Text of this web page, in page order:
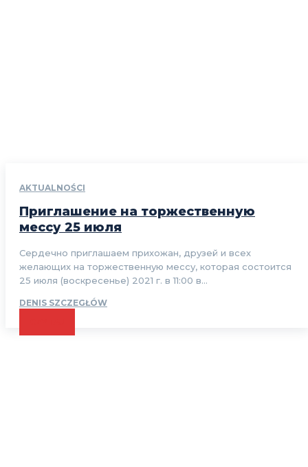
AKTUALNOŚCI
Приглашение на торжественную
мессу 25 июля
Сердечно приглашаем прихожан, друзей и всех
желающих на торжественную мессу, которая состоится
25 июля (воскресенье) 2021 г. в 11:00 в...
DENIS SZCZEGŁÓW